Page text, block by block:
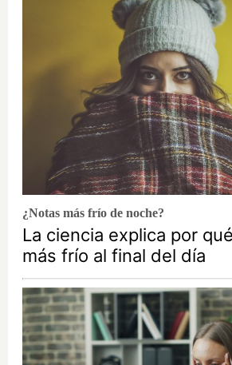
¿Notas más frío de noche?
La ciencia explica por
más frío al final del día